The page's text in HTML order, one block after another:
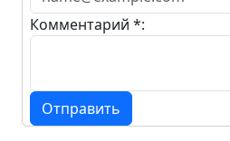
Комментарий *:
Отправить